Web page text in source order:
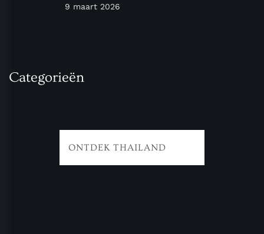
9 maart 2026
Categorieën
ONTDEK THAILAND